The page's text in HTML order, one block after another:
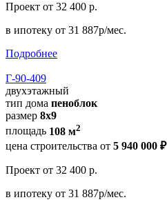
Проект от 32 400 р.
в ипотеку от 31 887р/мес.
Подробнее
Г-90-409
двухэтажный
тип дома пеноблок
размер 8х9
площадь 108 м2
цена строительства от 5 940 000 ₽
Проект от 32 400 р.
в ипотеку от 31 887р/мес.